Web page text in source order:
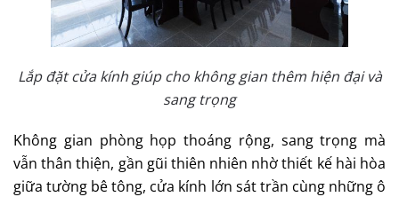
Lắp đặt cửa kính giúp cho không gian thêm hiện đại và
sang trọng
Không gian phòng họp thoáng rộng, sang trọng mà
vẫn thân thiện, gần gũi thiên nhiên nhờ thiết kế hài hòa
giữa tường bê tông, cửa kính lớn sát trần cùng những ô